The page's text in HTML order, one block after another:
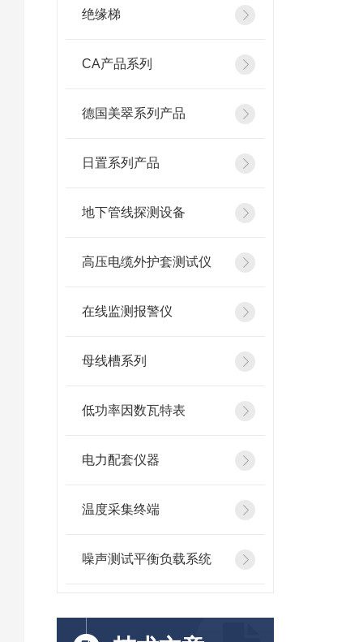
绝缘梯
CA产品系列
德国美翠系列产品
日置系列产品
地下管线探测设备
高压电缆外护套测试仪
在线监测报警仪
母线槽系列
低功率因数瓦特表
电力配套仪器
温度采集终端
噪声测试平衡负载系统